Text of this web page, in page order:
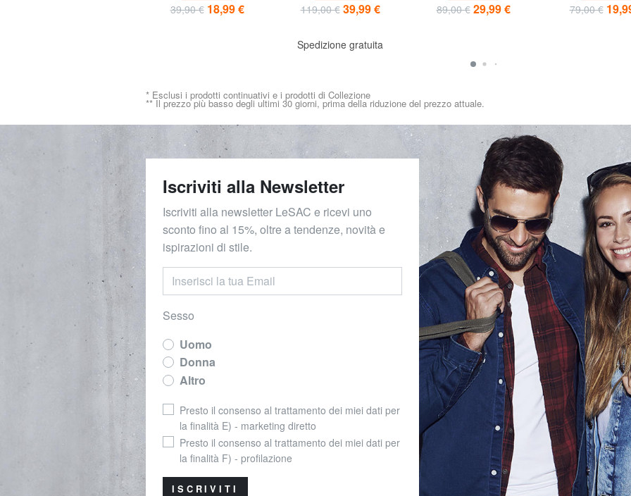
39,90 € 18,99 € 119,00 € 39,99 €
Spedizione gratuita
89,00 € 29,99 € 79,00 €
* Esclusi i prodotti continuativi e i prodotti di Collezione
** Il prezzo più basso degli ultimi 30 giorni, prima della riduzione del prezzo attuale.
Iscriviti alla Newsletter
Iscriviti alla newsletter LeSAC e ricevi uno
sconto fino al 15%, oltre a tendenze, novità e
ispirazioni di stile.
Sesso
Uomo
Donna
Altro
Presto il consenso al trattamento dei miei dati per
la finalità E) - marketing diretto
Presto il consenso al trattamento dei miei dati per
la finalità F) - profilazione
ISCRIVITI